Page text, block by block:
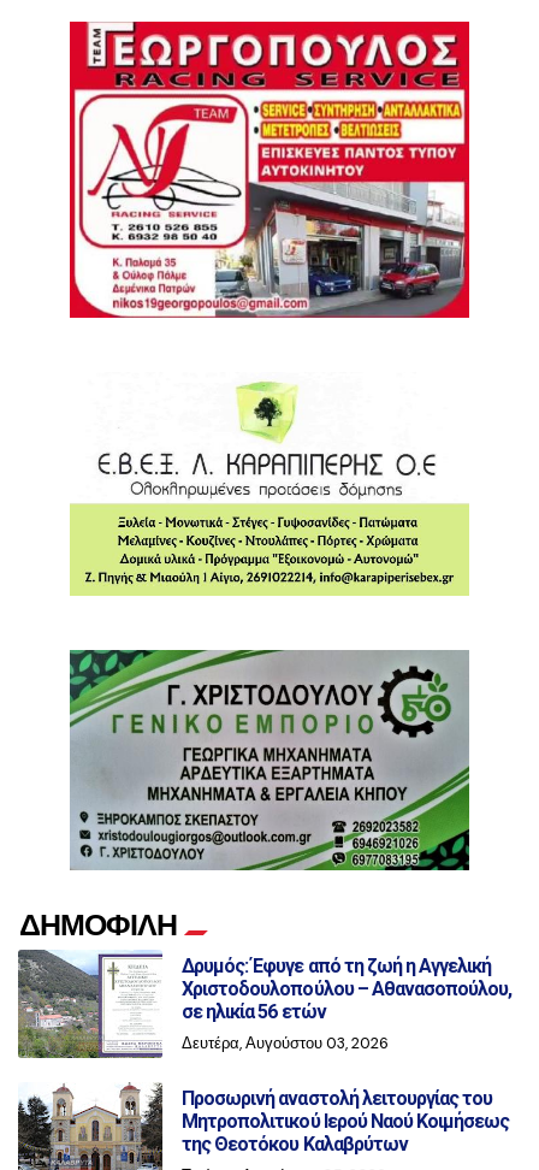
ΔΗΜΟΦΙΛΗ
Δρυμός: Έφυγε από τη ζωή η Αγγελική
Χριστοδουλοπούλου – Αθανασοπούλου,
σε ηλικία 56 ετών
Δευτέρα, Αυγούστου 03, 2026
Προσωρινή αναστολή λειτουργίας του
Μητροπολιτικού Ιερού Ναού Κοιμήσεως
της Θεοτόκου Καλαβρύτων